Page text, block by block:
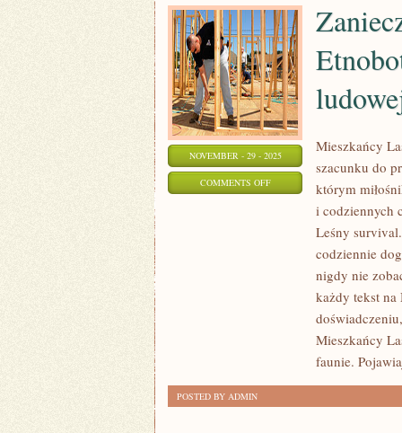
NOVEMBER - 29 - 2025
COMMENTS OFFON
ZANIECZYSZCZENIE
ETNOBOTANIKA
LUDOWEJ
Mieszkańcy
szacunku do
którym
i codziennych
Leśny
codziennie
nigdy nie
każdy tekst na
Mieszkańcy
faunie.
POSTED BY ADMIN